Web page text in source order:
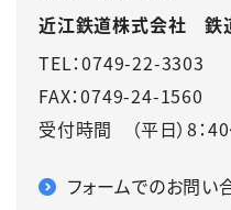
近江鉄道株式会社 鉄
TEL：0749-22-3303
FAX：0749-24-1560
受付時間 （平日）8：
フォームでのお問い